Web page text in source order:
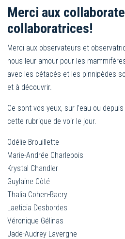
Merci aux
collaboratrices!
Merci aux observateurs et
nous leur amour pour les
avec les cétacés et les pinnipèdes
et à découvrir.
Ce sont vos yeux, sur l’eau ou
cette rubrique de voir le jour.
Odélie Brouillette
Marie-Andrée Charlebois
Krystal Chandler
Guylaine Côté
Thalia Cohen-Bacry
Laeticia Desbordes
Véronique Gélinas
Jade-Audrey Lavergne